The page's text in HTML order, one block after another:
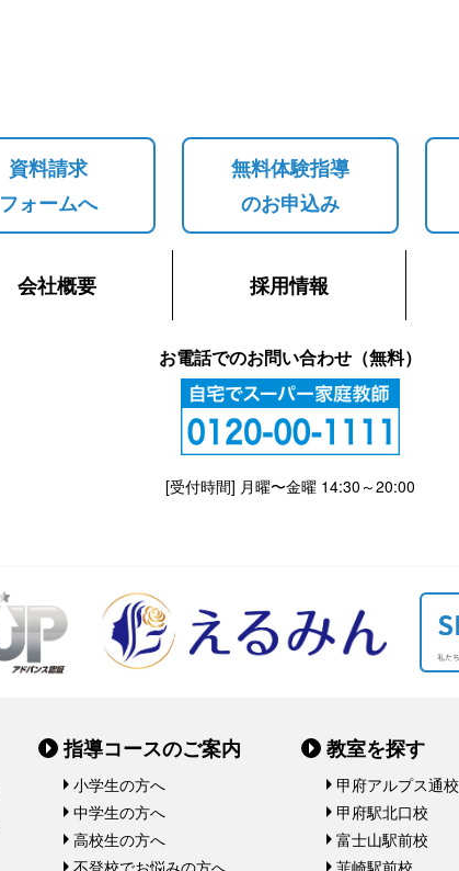
資料請求
フォームへ
無料体験指導
のお申込み
会社概要 採用情報
お電話でのお問い合わせ（無料）
[受付時間] 月曜〜金曜 14:30～20:00
指導コースのご案内
小学生の方へ
中学生の方へ
高校生の方へ
不登校でお悩みの方へ
教室を探す
甲府アルプス通校
甲府駅北口校
富士山駅前校
韮崎駅前校